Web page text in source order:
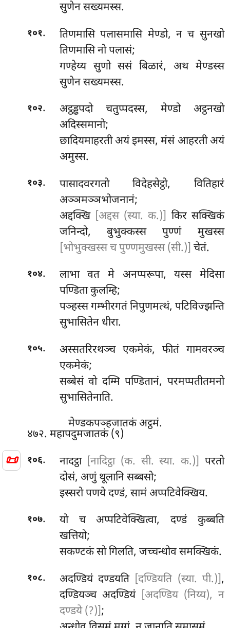
📜
सुणेन सख्यमस्स.
१०१.
तिणमासि पलासमासि मेण्डो, न च सुनखो
तिणमासि नो पलासं;
गण्हेय्य सुणो ससं बिळारं, अथ मेण्डस्स
सुणेन सख्यमस्स.
१०२. अट्ठड्ढपदो चतुप्पदस्स, मेण्डो अट्ठनखो
अदिस्समानो;
छादियमाहरती अयं इमस्स, मंसं आहरती अयं
अमुस्स.
१०३.
पासादवरगतो विदेहसेट्ठो, वितिहारं
अञ्ञमञ्ञभोजनानं;
अद्दक्खि [अद्दस (स्या. क.)] किर सक्खिकं
जनिन्दो, बुभुक्कस्सपुण्णं मुखस्स
[भोभुक्खस्स च पुण्णमुखस्स (सी.)] चेतं.
१०४.
लाभा वत मे अनप्परूपा, यस्स मेदिसा
पण्डिता कुलम्हि;
पञ्हस्स गम्भीरगतं निपुणमत्थं, पटिविज्झन्ति
सुभासितेन धीरा.
१०५.
अस्सतरिरथञ्च एकमेकं, फीतं गामवरञ्च
एकमेकं;
सब्बेसं वो दम्मि पण्डितानं, परमप्पतीतमनो
सुभासितेनाति.
मेण्डकपञ्हजातकं अट्ठमं.
४७२. महापदुमजातकं (९)
१०६. नादट्ठा [नादिट्ठा (क. सी. स्या. क.)] परतो
दोसं, अणुं थूलानि सब्बसो;
इस्सरो पणये दण्डं, सामं अप्पटिवेक्खिय.
१०७.
यो च अप्पटिवेक्खित्वा, दण्डं कुब्बति
खत्तियो;
सकण्टकं सो गिलति, जच्चन्धोव समक्खिकं.
१०८. अदण्डियं दण्डयति [दण्डियति (स्या. पी.)],
दण्डियञ्च अदण्डियं [अदण्डिय (निय्य), न
दण्डये (?)];